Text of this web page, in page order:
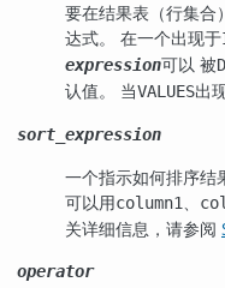
要在结果表（行集合
达式。 在一个出现于
expression可以 被
认值。 当VALUES出
sort_expression
一个指示如何排序结
可以用column1、
关详细信息，请参阅
operator